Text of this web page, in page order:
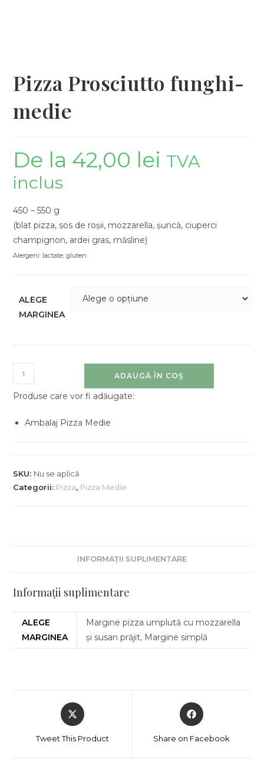
Pizza Prosciutto funghi-
medie
De la 42,00 lei TVA
inclus
450 – 550 g
(blat pizza, sos de roșii, mozzarella, șuncă, ciuperci
champignon, ardei gras, măsline)
Alergeni: lactate, gluten
ALEGE
MARGINEA
ADAUGĂ ÎN COȘ
Produse care vor fi adăugate:
Ambalaj Pizza Medie
SKU: Nu se aplică
Categorii: Pizza, Pizza Medie
INFORMAȚII SUPLIMENTARE
Informații suplimentare
ALEGE
MARGINEA
Margine pizza umplută cu mozzarella
și susan prăjit, Margine simplă
Tweet This Product Share on Facebook